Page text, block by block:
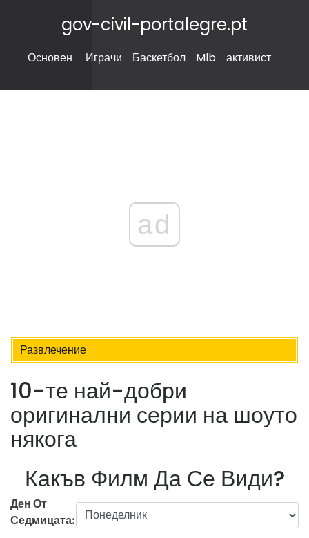
gov-civil-portalegre.pt
Основен Играчи Баскетбол Mlb активист
ad
Развлечение
10-те най-добри
оригинални серии на шоуто
някога
Какъв Филм Да Се Види?
Ден От
Седмицата: